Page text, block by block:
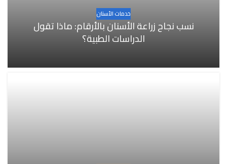
خدمات الأسنان
نسب نجاح زراعة الأسنان بالأرقام: ماذا تقول
الدراسات الطبية؟